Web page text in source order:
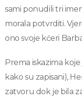
sami ponudili tri
morala potvrditi.
ono svoje kćeri
Prema iskazima
kako su zapisani),
zatvoru dok je bila